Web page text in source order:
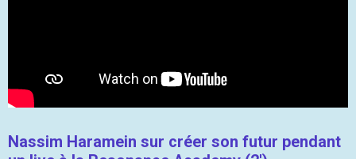
Nassim Haramein sur créer son futur pendant